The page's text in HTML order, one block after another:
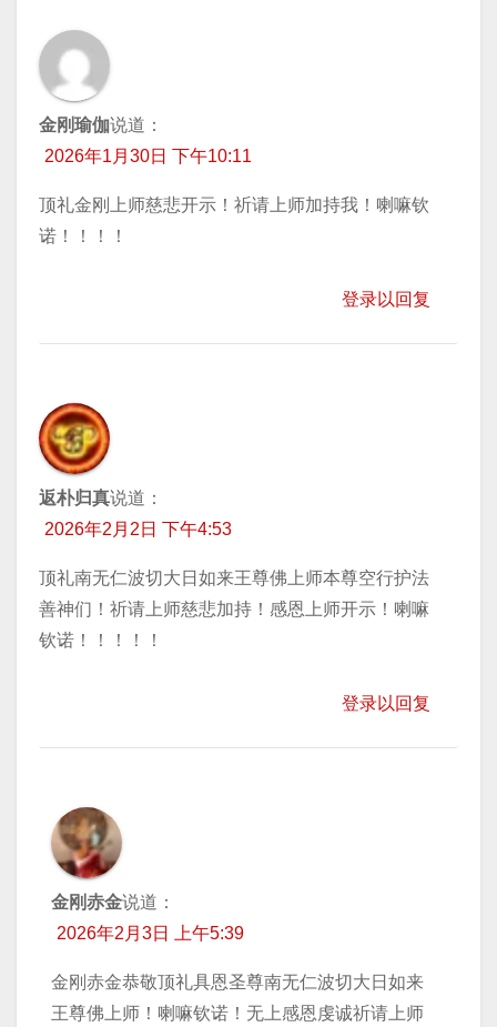
金刚瑜伽说道：
2026年1月30日 下午10:11
顶礼金刚上师慈悲开示！祈请上师加持我！喇嘛钦
诺！！！！
登录以回复
返朴归真说道：
2026年2月2日 下午4:53
顶礼南无仁波切大日如来王尊佛上师本尊空行护法
善神们！祈请上师慈悲加持！感恩上师开示！喇嘛
钦诺！！！！！
登录以回复
金刚赤金说道：
2026年2月3日 上午5:39
金刚赤金恭敬顶礼具恩圣尊南无仁波切大日如来
王尊佛上师！喇嘛钦诺！无上感恩虔诚祈请上师